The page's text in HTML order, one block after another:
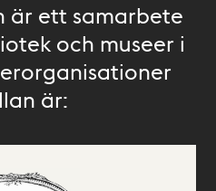
är ett samarbete
och museer i
är: